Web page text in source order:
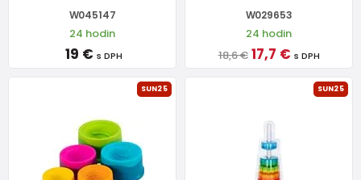
W045147
24 hodin
19 € s DPH
W029653
24 hodin
18,6 € 17,7 € s DPH
SUN25 SUN25